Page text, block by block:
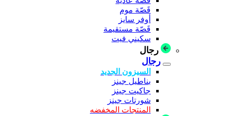
قَصّة موم
أوفر سايز
قَصّة مستقيمة
سكيني فيت
رجال
رجال
السيزون الجديد
بناطيل جينز
جاكيت جينز
شورتات جينز
المنتجات المخفضه